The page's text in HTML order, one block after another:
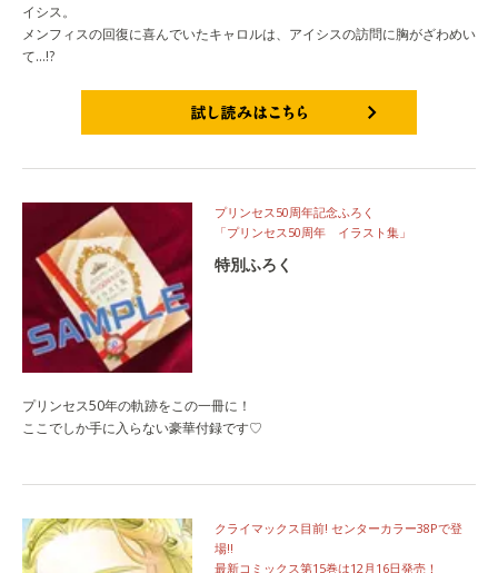
イシス。
メンフィスの回復に喜んでいたキャロルは、アイシスの訪問に胸がざわめい
て…!?
プリンセス50周年記念ふろく
「プリンセス50周年 イラスト集」
特別ふろく
プリンセス50年の軌跡をこの一冊に！
ここでしか手に入らない豪華付録です♡
クライマックス目前! センターカラー38Pで登
場!!
最新コミックス第15巻は12月16日発売！